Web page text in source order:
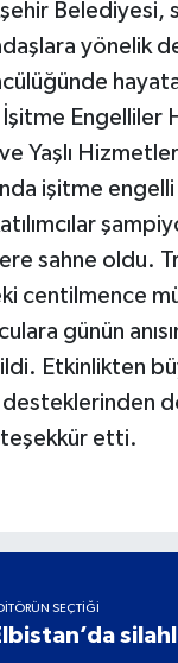
Belediyesi,
yönelik
Engelliler
Yaşlı
işitme engelli
sahne oldu.
centilmence
günün
Etkinlikten
teşekkür etti.
SEÇTIĞI